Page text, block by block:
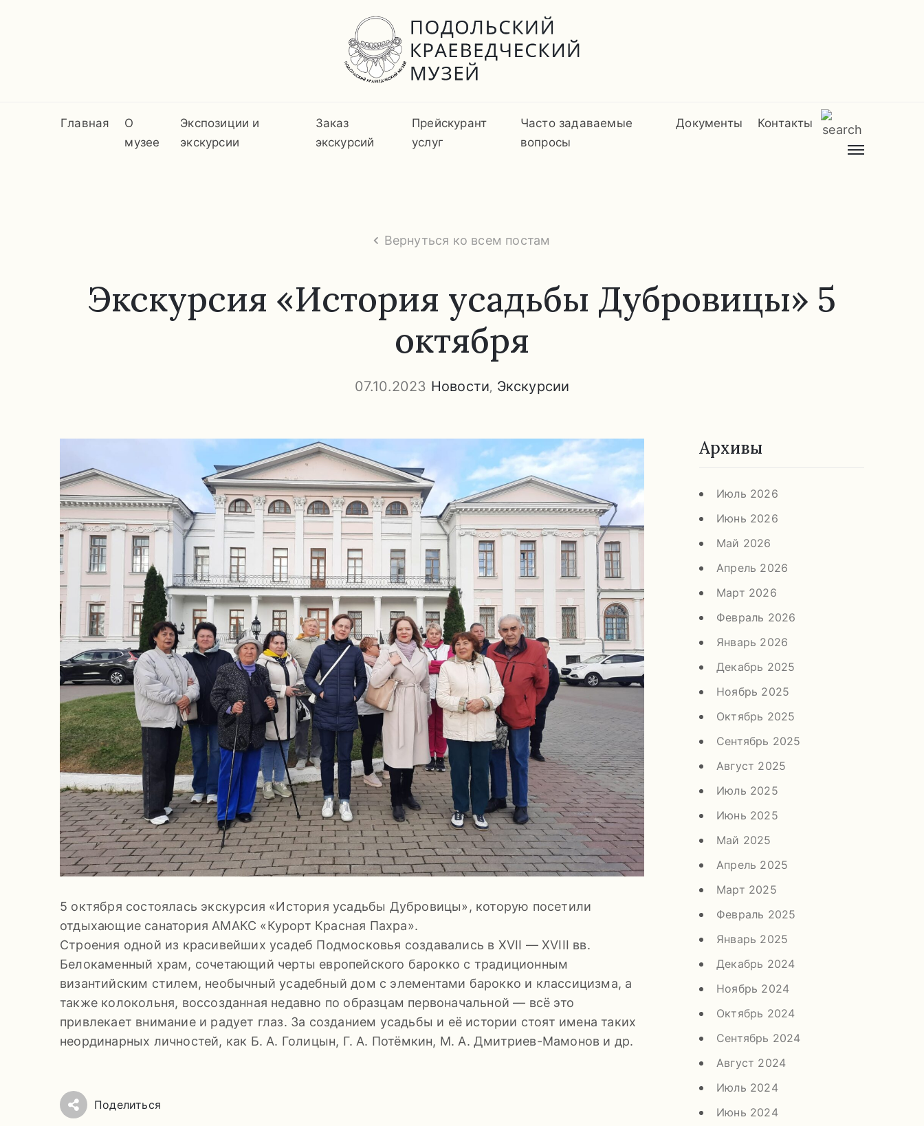
Главная
О
музее
Экспозиции и
экскурсии
Заказ
экскурсий
Прейскурант
услуг
Часто задаваемые
вопросы
Документы Контакты
Вернуться ко всем постам
Экскурсия «История усадьбы Дубровицы» 5
октября
07.10.2023 Новости‚ Экскурсии
5 октября состоялась экскурсия «История усадьбы Дубровицы», которую посетили
отдыхающие санатория АМАКС «Курорт Красная Пахра».
Строения одной из красивейших усадеб Подмосковья создавались в XVII — XVIII вв.
Белокаменный храм, сочетающий черты европейского барокко с традиционным
византийским стилем, необычный усадебный дом с элементами барокко и классицизма, а
также колокольня, воссозданная недавно по образцам первоначальной — всё это
привлекает внимание и радует глаз. За созданием усадьбы и её истории стоят имена таких
неординарных личностей, как Б. А. Голицын, Г. А. Потёмкин, М. А. Дмитриев-Мамонов и др.
Поделиться
Архивы
Июль 2026
Июнь 2026
Май 2026
Апрель 2026
Март 2026
Февраль 2026
Январь 2026
Декабрь 2025
Ноябрь 2025
Октябрь 2025
Сентябрь 2025
Август 2025
Июль 2025
Июнь 2025
Май 2025
Апрель 2025
Март 2025
Февраль 2025
Январь 2025
Декабрь 2024
Ноябрь 2024
Октябрь 2024
Сентябрь 2024
Август 2024
Июль 2024
Июнь 2024